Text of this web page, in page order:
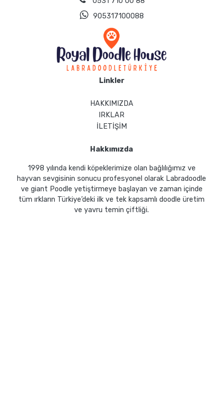
905317100088
Linkler
HAKKIMIZDA
IRKLAR
İLETİŞİM
Hakkımızda
1998 yılında kendi köpeklerimize olan bağlılığımız ve
hayvan sevgisinin sonucu profesyonel olarak Labradoodle
ve giant Poodle yetiştirmeye başlayan ve zaman içinde
tüm ırkların Türkiye’deki ilk ve tek kapsamlı doodle üretim
ve yavru temin çiftliği.